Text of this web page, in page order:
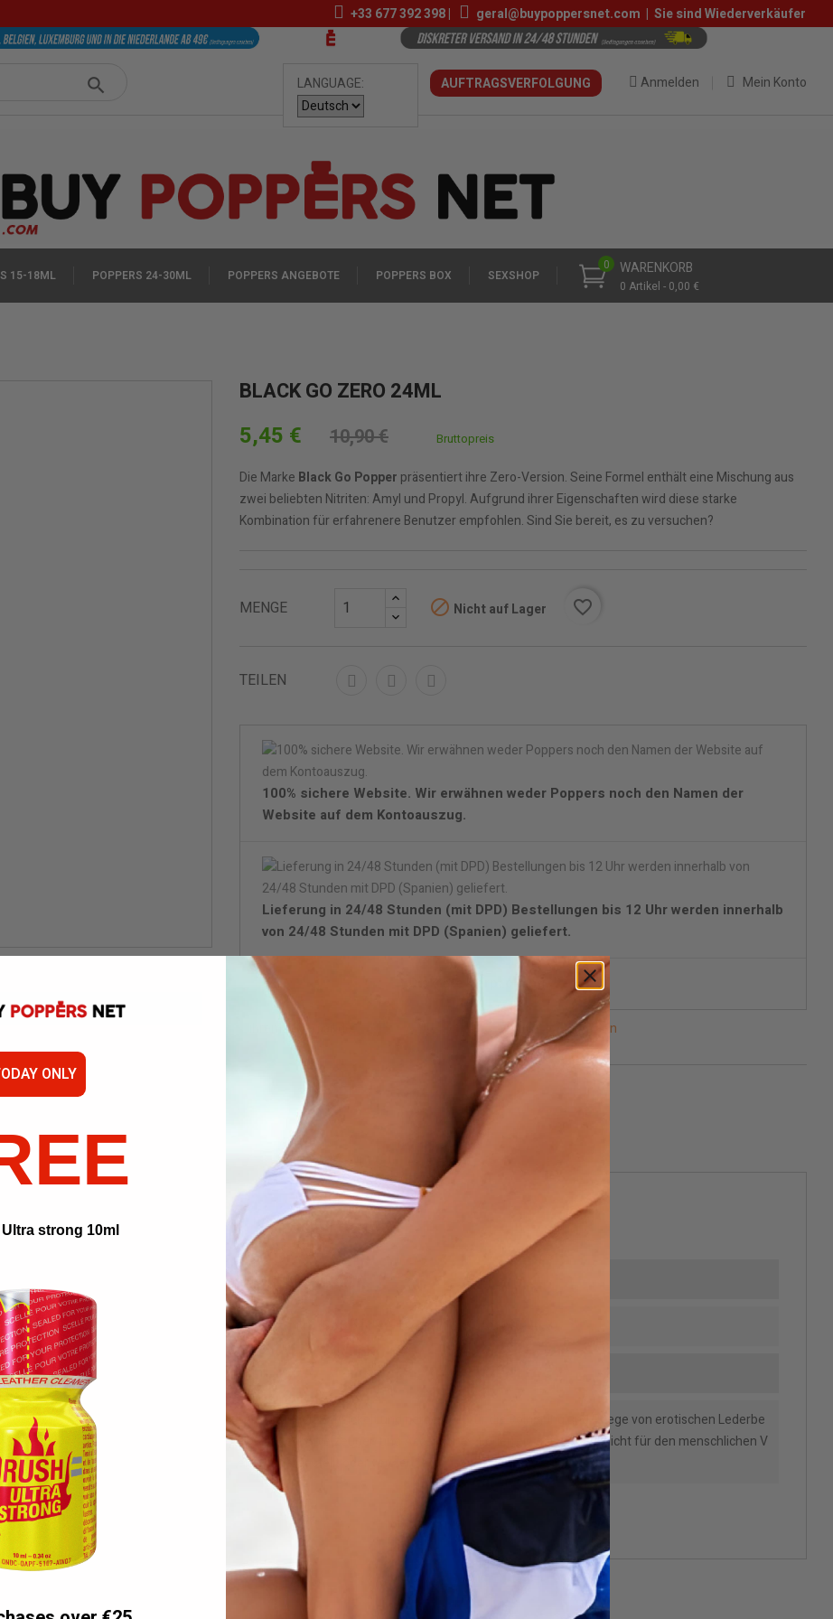
+33 677 392 398| geral@buypoppersnet.com | Sie sind Wiederverkäufer
LANGUAGE: Mein Konto
Anmelden
AUFTRAGSVERFOLGUNG
WARENKORB
0 Artikel - 0,00 €
0
15-18ML POPPERS 24-30ML POPPERS ANGEBOTE POPPERS BOX SEXSHOP
BLACK GO ZERO 24ML
5,45 € 10,90 € Bruttopreis
Die Marke Black Go Popper präsentiert ihre Zero-Version. Seine Formel enthält eine Mischung aus
zwei beliebten Nitriten: Amyl und Propyl. Aufgrund ihrer Eigenschaften wird diese starke
Kombination für erfahrenere Benutzer empfohlen. Sind Sie bereit, es zu versuchen?
MENGE  Nicht auf Lager favorite_border
TEILEN
100% sichere Website. Wir erwähnen weder Poppers noch den Namen der
Website auf dem Kontoauszug.
Lieferung in 24/48 Stunden (mit DPD) Bestellungen bis 12 Uhr werden innerhalb
von 24/48 Stunden mit DPD (Spanien) geliefert.
Diskrete Verpackung.
Wenn lieferbar, bitte benachrichtigen
Original und sehr stark.
Isopropylnitrit (CAS 541-42-4) Amylnitrit (CAS 110-46-3)
24ml.
Lederreiniger: Entwickelt und hergestellt für die Reinigung und Pflege von erotischen Lederbe
kleidungen, Spielzeugen und Accessoires. Lederreiniger werden nicht für den menschlichen V
erzehr hergestellt oder verwendet.
ONLY
strong 10ml